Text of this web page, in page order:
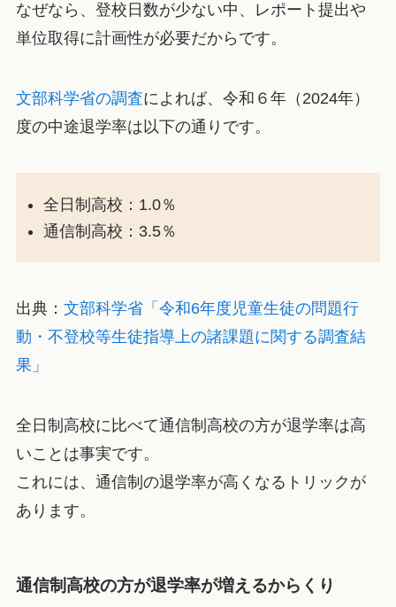
なぜなら、登校日数が少ない中、レポート提出や
単位取得に計画性が必要だからです。
文部科学省の調査によれば、令和６年（2024年）
度の中途退学率は以下の通りです。
全日制高校：1.0％
通信制高校：3.5％
出典： 文部科学省「令和6年度児童生徒の問題行
動・不登校等生徒指導上の諸課題に関する調査結
果」
全日制高校に比べて通信制高校の方が退学率は高
いことは事実です。
これには、通信制の退学率が高くなるトリックが
あります。
通信制高校の方が退学率が増えるからくり